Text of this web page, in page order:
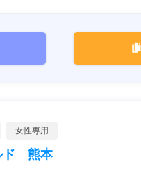
女性専用
ド 熊本